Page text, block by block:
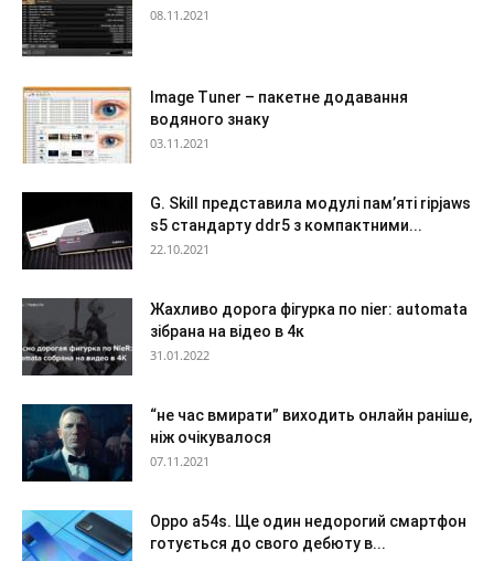
08.11.2021
Image Tuner – пакетне додавання
водяного знаку
03.11.2021
G. Skill представила модулі пам’яті ripjaws
s5 стандарту ddr5 з компактними...
22.10.2021
Жахливо дорога фігурка по nier: automata
зібрана на відео в 4к
31.01.2022
“не час вмирати” виходить онлайн раніше,
ніж очікувалося
07.11.2021
Oppo a54s. Ще один недорогий смартфон
готується до свого дебюту в...